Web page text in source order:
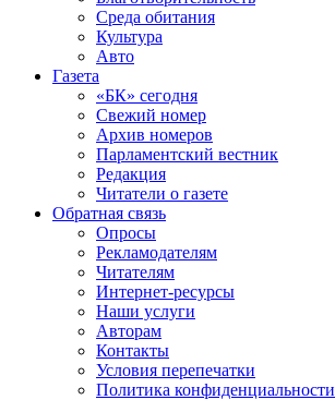
Среда обитания
Культура
Авто
Газета
«БК» сегодня
Свежий номер
Архив номеров
Парламентский вестник
Редакция
Читатели о газете
Обратная связь
Опросы
Рекламодателям
Читателям
Интернет-ресурсы
Наши услуги
Авторам
Контакты
Условия перепечатки
Политика конфиденциальности